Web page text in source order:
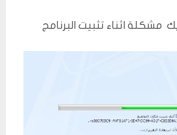
مشكلة اثناء تثبيت البرنامج